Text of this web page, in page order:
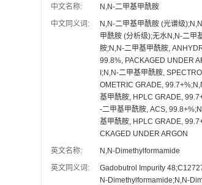
中文名称:
N,N-二甲基甲酰胺
中文同义词:
N,N-二甲基甲酰胺 (光谱级
甲酰胺 (分析级);无水N,N-二甲
胺;N,N-二甲基甲酰胺,
99.8%, PACKAGED UNDER
I;N,N-二甲基甲酰胺,
OMETRIC GRADE,
基甲酰胺, HPLC GRADE,
-二甲基甲酰胺, ACS,
基甲酰胺, HPLC GRADE,
CKAGED UNDER ARGON
英文名称:
N,N-Dimethylformamide
英文同义词:
Gadobutrol Impurity
N-Dimethylformamide;N,N-